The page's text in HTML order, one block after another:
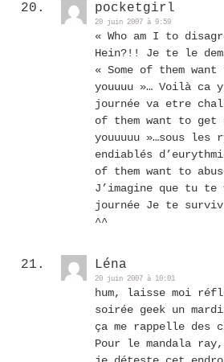
pocketgirl
20 juin 2007 à 9:59
« Who am I to
Hein?!! Je te le
« Some of them
youuuu »… Voilà ca
journée va etre
of them want to get
youuuuu »…sous les
endiablés
of them want to
J’imagine que tu te
journée Je te
^^
Léna
20 juin 2007 à 10:01
hum, laisse moi
soirée geek un
ça me rappelle des
Pour le mandala